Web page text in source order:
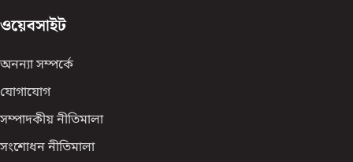
ওয়েবসাইট
অনন্যা সম্পর্কে
যোগাযোগ
সম্পাদকীয় নীতিমালা
সংশোধন নীতিমালা